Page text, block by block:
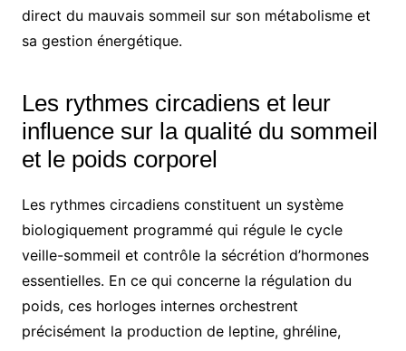
direct du mauvais sommeil sur son métabolisme et
sa gestion énergétique.
Les rythmes circadiens et leur
influence sur la qualité du sommeil
et le poids corporel
Les rythmes circadiens constituent un système
biologiquement programmé qui régule le cycle
veille-sommeil et contrôle la sécrétion d’hormones
essentielles. En ce qui concerne la régulation du
poids, ces horloges internes orchestrent
précisément la production de leptine, ghréline,